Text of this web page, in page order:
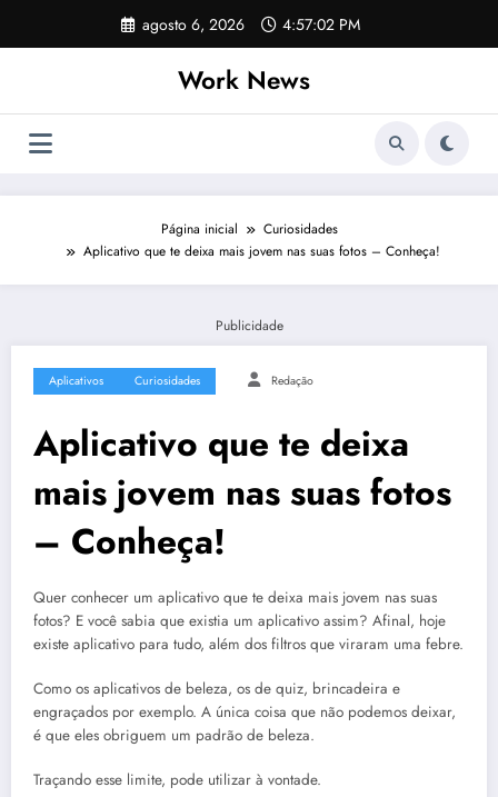
o
agosto 6, 2026 4:57:02 PM
Work News
Página inicial
Curiosidades
Aplicativo que te deixa mais jovem nas suas fotos – Conheça!
Publicidade
Aplicativos Curiosidades Redação
Aplicativo que te deixa
mais jovem nas suas fotos
– Conheça!
Quer conhecer um aplicativo que te deixa mais jovem nas suas
fotos? E você sabia que existia um aplicativo assim? Afinal, hoje
existe aplicativo para tudo, além dos filtros que viraram uma febre.
Como os aplicativos de beleza, os de quiz, brincadeira e
engraçados por exemplo. A única coisa que não podemos deixar,
é que eles obriguem um padrão de beleza.
Traçando esse limite, pode utilizar à vontade.